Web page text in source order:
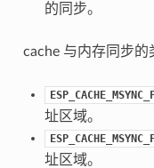
的同步。
cache 与内存同步的
址区域。
址区域。